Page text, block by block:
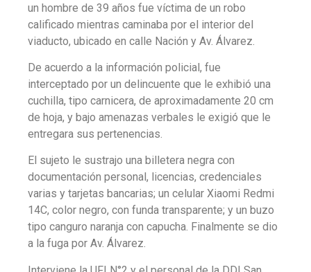
un hombre de 39 años fue víctima de un robo
calificado mientras caminaba por el interior del
viaducto, ubicado en calle Nación y Av. Álvarez.
De acuerdo a la información policial, fue
interceptado por un delincuente que le exhibió una
cuchilla, tipo carnicera, de aproximadamente 20 cm
de hoja, y bajo amenazas verbales le exigió que le
entregara sus pertenencias.
El sujeto le sustrajo una billetera negra con
documentación personal, licencias, credenciales
varias y tarjetas bancarias; un celular Xiaomi Redmi
14C, color negro, con funda transparente; y un buzo
tipo canguro naranja con capucha. Finalmente se dio
a la fuga por Av. Álvarez.